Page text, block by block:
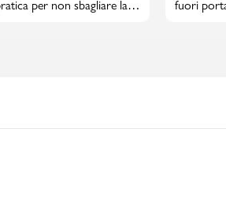
per non sbagliare la
fuori